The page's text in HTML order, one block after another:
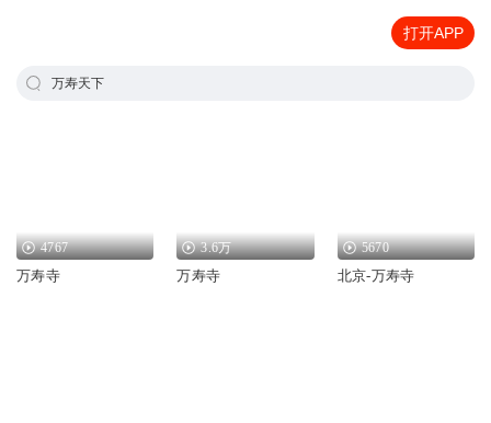
打开APP
万寿天下
4767
万寿寺
3.6万
万寿寺
5670
北京-万寿寺